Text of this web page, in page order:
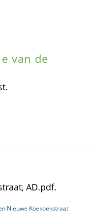
van de
AD.pdf.
Nieuwe Koekoekstraat